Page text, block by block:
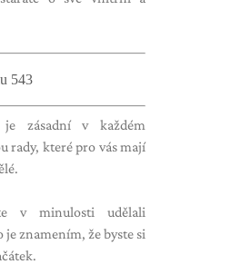
543
je zásadní v každém
rady, které pro vás mají
v minulosti udělali
znamením, že byste si